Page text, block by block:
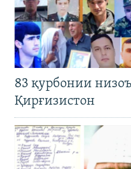
83 қурбонии
Қирғизистон